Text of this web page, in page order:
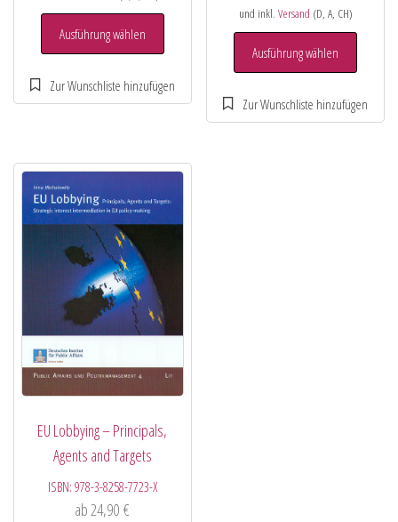
Ausführung wählen
und inkl. Versand (D, A, CH)
Ausführung wählen
EU Lobbying – Principals,
Agents and Targets
ISBN: 978-3-8258-7723-X
ab24,90€